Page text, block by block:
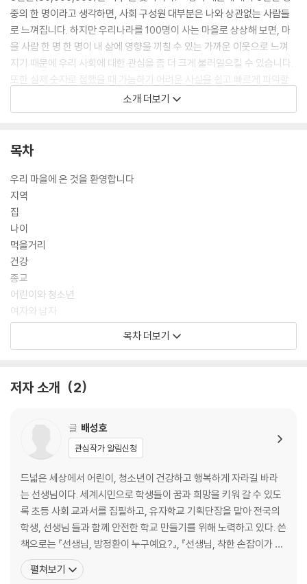
중의 한 명이라고 생각하면, 사회 구성원 대부분은 나와 상관없는 사람들
로 느껴집니다. 하지만 우리나라를 100명이 사는 마을로 상상해 보면, 마
을 사람 한 명 한 명이 내 삶에 영향을 끼칠 수 있는 가까운 이웃으로 느껴
지기 때문에 우리 사회에 대한 관심을 좀 더 크게 불러일으킬 수 있습니다.
또한 실제 숫자로 접했을 때 가늠하기 어려운 사실을 쉽고 빠르게 파악할
수 있기 때문에 인구 문제나 주택 문제, 환경오염, 식습관의 변화, 에너지
문제 등 우리 사회의 다양한 현상과 문제들을 한눈에 들여다볼 수 있습니
이를테면, 5천만 명 중에 자기 집에 사는 사람이 2천7백만 명이라고 말하
는 것보다, 마을 사람들 100명 가운데 54명이 자기 집에 산다고 말하는 게
훨씬 더 쉽고 명확하게 다가올 뿐 아니라 집이 없는 사람이 46명이라는 사
실까지 어렵지 않게 파악할 수 있습니다. 또한 46명은 왜 자기 집이 없는
지, 마을 사람 모두가 자기 집에서 살려면 어떤 노력을 해야 하는지도 더불
어 생각해 볼 수 있습니다.
이처럼《우리나라가 100명의 마을이라면》은 우리 사회의 이모저모를 한
등 우리 사회를 꿰뚫는 열다섯 가지 주제를 차례로 읽어 내려가다 보면, 우
예측해 볼 수 있습니다.
소개 더보기
목차
우리 마을에 온 것을 환영합니다
지역
집
나이
먹을거리
건강
종교
어린이와 청소년
여자와 남자
동물
세계화
우리 마을의 과거와 현재, 그리고 미래
이 책을 읽는 어른들에게
통계 산출 방법과 참고 자료
목차 더보기
저자 소개 2
글 배성호
관심작가 알림신청
드넓은 세상에서 어린이, 청소년이 건강하고 행복하게 자라길 바라
는 선생님이다. 세계시민으로 학생들이 꿈과 희망을 키워 갈 수 있도
록 초등 사회 교과서를 집필하고, 유자학교 기획단장을 맡아 전국의
학생, 선생님 들과 함께 안전한 학교 만들기를 위해 노력하고 있다. 쓴
책으로는 『선생님, 방정환이 누구예요?』, 『선생님, 착한 손잡이가 뭐
예요?』, 『선생님, 코로나19가 뭐예요?』, 『선생님, 평화가 뭐예요?』,
『꿈을 담은 교문』 등이 있으며, 함께 쓴 책으로 『미래 세대를 위한 과
펼쳐보기